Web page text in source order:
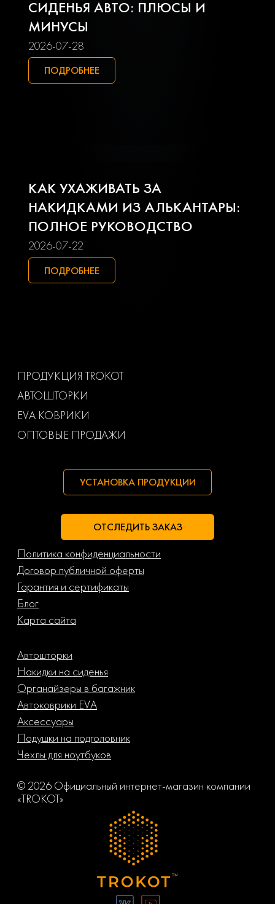
Lifan Mazda
Mitsubishi
Seat Skoda
Smart Ssangyong
Subaru
Маз
СИДЕНЬЯ АВТО: ПЛЮСЫ И
МИНУСЫ
2026-07-28
ПОДРОБНЕЕ
КАК УХАЖИВАТЬ ЗА
НАКИДКАМИ ИЗ АЛЬКАНТАРЫ:
ПОЛНОЕ РУКОВОДСТВО
2026-07-22
ПОДРОБНЕЕ
ПРОДУКЦИЯ TROKOT
АВТОШТОРКИ
EVA КОВРИКИ
ОПТОВЫЕ ПРОДАЖИ
УСТАНОВКА ПРОДУКЦИИ
ОТСЛЕДИТЬ ЗАКАЗ
Политика конфиденциальности
Договор публичной оферты
Гарантия и сертификаты
Блог
Карта сайта
Автошторки
Накидки на сиденья
Органайзеры в багажник
Автоковрики EVA
Аксессуары
Подушки на подголовник
Чехлы для ноутбуков
© 2026 Официальный интернет-магазин компании
«TROKOT»